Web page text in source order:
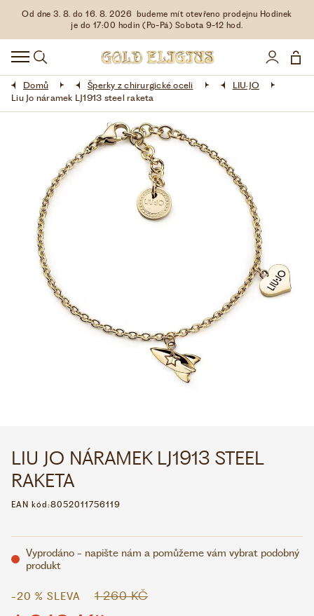
Od dne 3. 8. do 16. 8. 2026 budeme mít otevřeno prodejnu Hodinek
je do 17:00 hodin (Po-Pá) Sobota 9-12 hod.
HODINKY
DOPLŇKY
ŠPERKY
LIMITOVANÉ EDICE
LÁSKA ❤
VŠE O NÁKUPU
KONTAKT
+420 775 138 346
Domů Šperky z chirurgické oceli
LIU·JO
Liu Jo náramek LJ1913 steel raketa
LIU JO NÁRAMEK LJ1913 STEEL
RAKETA
EAN kód:8052011756119
Vyprodáno - napište nám a pomůžeme vám vybrat podobný
produkt
-20 % SLEVA 1 260 KČ